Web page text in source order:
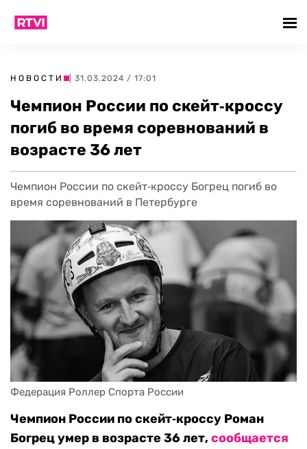
НОВОСТИ | 31.03.2024 / 17:01
Чемпион России по скейт‑кроссу
погиб во время соревнований в
возрасте 36 лет
Чемпион России по скейт‑кроссу Богрец погиб во
время соревнований в Петербурге
Федерация Роллер Спорта России
Чемпион России по скейт‑кроссу Роман
Богрец умер в возрасте 36 лет,сообщается